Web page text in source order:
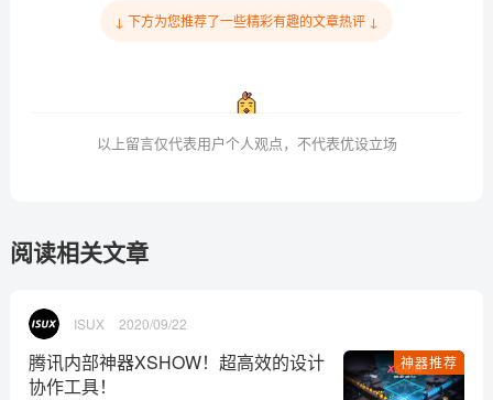
↓ 下方为您推荐了一些精彩有趣的文章热评 ↓
以上留言仅代表用户个人观点，不代表优设立场
阅读相关文章
ISUX 2020/09/22
神器推荐
腾讯内部神器XSHOW！超高效的设计
协作工具！